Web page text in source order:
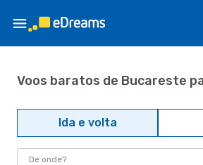
Voos baratos de Bucareste
Ida e volta
De onde?